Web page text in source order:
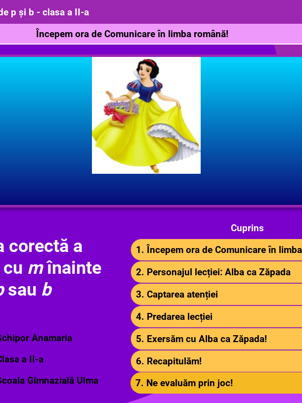
p și b - clasa a II-a
Începem ora de Comunicare în limba română!
corectă a
mînainte
sau b
Anamaria
a II-a
Gimnazială Ulma
Cuprins
1. Începem ora de Comunicare în
2. Personajul lecției: Alba ca Zăpada
3. Captarea atenției
4. Predarea lecției
5. Exersăm cu Alba ca Zăpada!
6. Recapitulăm!
7. Ne evaluăm prin joc!